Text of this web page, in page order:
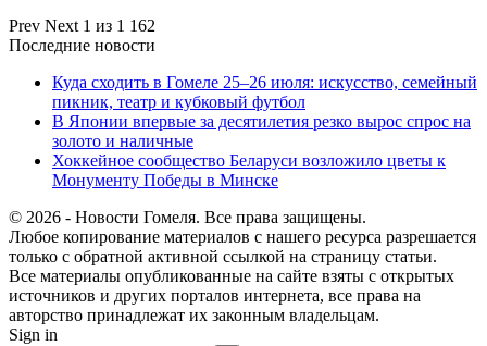
Prev Next 1 из 1 162
Последние новости
Куда сходить в Гомеле 25–26 июля: искусство, семейный
пикник, театр и кубковый футбол
В Японии впервые за десятилетия резко вырос спрос на
золото и наличные
Хоккейное сообщество Беларуси возложило цветы к
Монументу Победы в Минске
© 2026 - Новости Гомеля. Все права защищены.
Любое копирование материалов с нашего ресурса разрешается
только с обратной активной ссылкой на страницу статьи.
Все материалы опубликованные на сайте взяты с открытых
источников и других порталов интернета, все права на
авторство принадлежат их законным владельцам.
Sign in